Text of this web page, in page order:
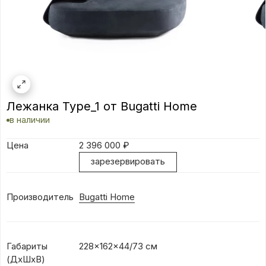
Лежанка Type_1 от Bugatti Home
в наличии
Цена 2 396 000 ₽
зарезервировать
Производитель Bugatti Home
Габариты
(ДхШхВ)
228x162x44/73 см